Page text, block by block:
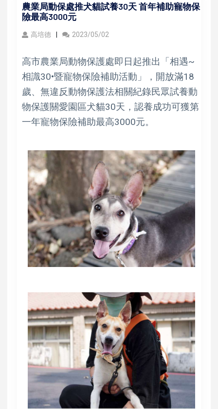
農業局動保處推犬貓試養30天 首年補助寵物保
險最高3000元
高培德 2023/05/02
高市農業局動物保護處即日起推出「相遇~
相識30•暨寵物保險補助活動」，開放滿18
歲、無違反動物保護法相關紀錄民眾試養動
物保護關愛園區犬貓30天，認養成功可獲第
一年寵物保險補助最高3000元。